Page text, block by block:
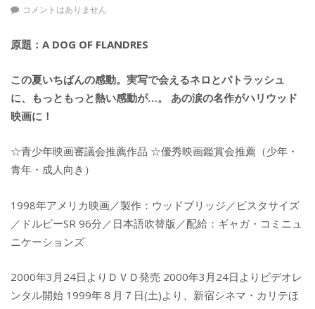
コメントはありません
原題：A DOG OF FLANDRES
この夏いちばんの感動。実写で会えるネロとパトラッシュ
に、もっともっと熱い感動が…。 あの涙の名作がハリウッド
映画に！
☆青少年映画審議会推薦作品 ☆優秀映画鑑賞会推薦（少年・
青年・成人向き）
1998年アメリカ映画／製作：ウッドブリッジ／ビスタサイズ
／ドルビーSR 96分／日本語吹替版／配給：ギャガ・コミニュ
ニケーションズ
2000年3月24日よりＤＶＤ発売 2000年3月24日よりビデオレ
ンタル開始 1999年８月７日(土)より、新宿シネマ・カリテほ